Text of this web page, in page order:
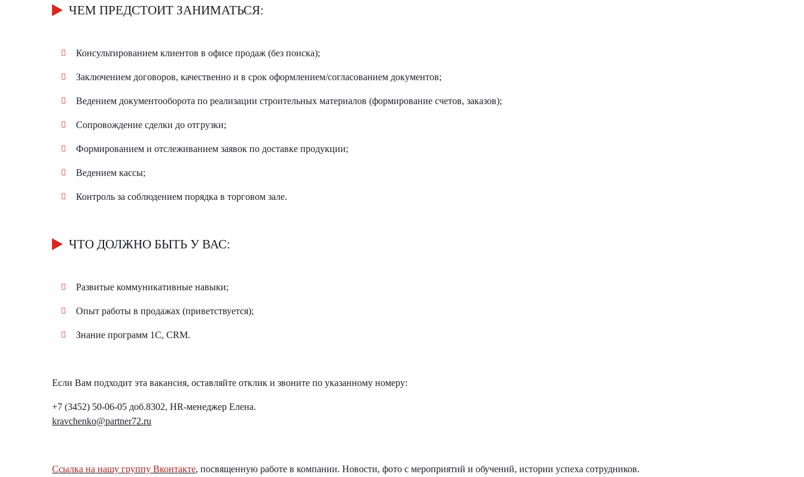
ЧЕМ ПРЕДСТОИТ ЗАНИМАТЬСЯ:
Консультированием клиентов в офисе продаж (без поиска);
Заключением договоров, качественно и в срок оформлением/согласованием документов;
Ведением документооборота по реализации строительных материалов (формирование счетов, заказов);
Сопровождение сделки до отгрузки;
Формированием и отслеживанием заявок по доставке продукции;
Ведением кассы;
Контроль за соблюдением порядка в торговом зале.
ЧТО ДОЛЖНО БЫТЬ У ВАС:
Развитые коммуникативные навыки;
Опыт работы в продажах (приветствуется);
Знание программ 1С, CRM.
Если Вам подходит эта вакансия, оставляйте отклик и звоните по указанному номеру:
+7 (3452) 50-06-05 доб.8302, HR-менеджер Елена.
kravchenko@partner72.ru
Ссылка на нашу группу Вконтакте, посвященную работе в компании. Новости, фото с мероприятий и обучений, истории успеха сотрудников.